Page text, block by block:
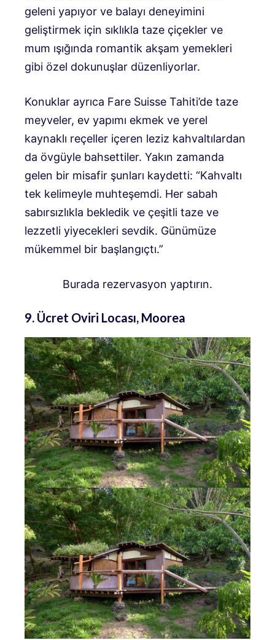
geleni yapıyor ve balayı deneyimini
geliştirmek için sıklıkla taze çiçekler ve
mum ışığında romantik akşam yemekleri
gibi özel dokunuşlar düzenliyorlar.
Konuklar ayrıca Fare Suisse Tahiti’de taze
meyveler, ev yapımı ekmek ve yerel
kaynaklı reçeller içeren leziz kahvaltılardan
da övgüyle bahsettiler. Yakın zamanda
gelen bir misafir şunları kaydetti: “Kahvaltı
tek kelimeyle muhteşemdi. Her sabah
sabırsızlıkla bekledik ve çeşitli taze ve
lezzetli yiyecekleri sevdik. Günümüze
mükemmel bir başlangıçtı.”
Burada rezervasyon yaptırın.
9. Ücret Oviri Locası, Moorea